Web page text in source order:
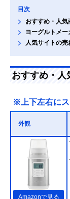
目次
おすすめ・人
ヨーグルトメ
人気サイトの
おすすめ・人
※上下左右に
外観
Amazonで見る